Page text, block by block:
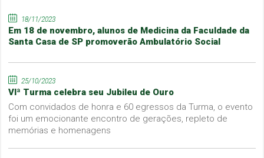
18/11/2023
Em 18 de novembro, alunos de Medicina da Faculdade da
Santa Casa de SP promoverão Ambulatório Social
25/10/2023
VIª Turma celebra seu Jubileu de Ouro
Com convidados de honra e 60 egressos da Turma, o evento
foi um emocionante encontro de gerações, repleto de
memórias e homenagens